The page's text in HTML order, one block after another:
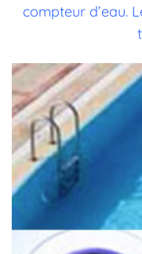
compteur d’eau.